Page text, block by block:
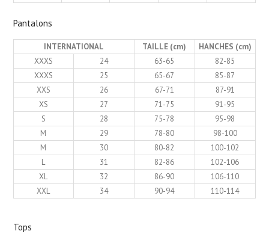
Pantalons
INTERNATIONAL TAILLE (cm)
HANCHES (cm)
XXXS
24 63-65
82-85
XXXS
25 65-67
85-87
XXS
26 67-71
87-91
XS
27 71-75
91-95
S
28 75-78
95-98
M
29 78-80
98-100
M
30 80-82
100-102
L
31 82-86
102-106
XL
32 86-90
106-110
XXL
34 90-94 110-114
Tops